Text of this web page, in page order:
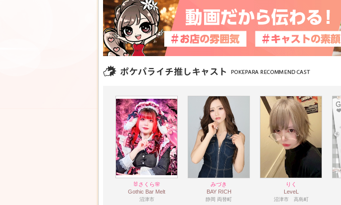
🐰さくら🌸
Gothic Bar Melt
沼津市
みづき
BAY RICH
静岡 両替町
りく
LeveL
沼津市 高島町